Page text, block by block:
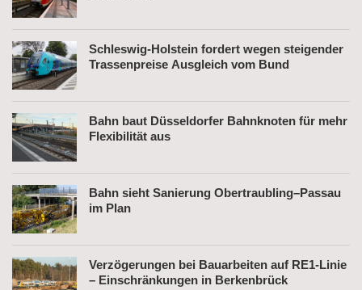
Schleswig-Holstein fordert wegen steigender
Trassenpreise Ausgleich vom Bund
Bahn baut Düsseldorfer Bahnknoten für mehr
Flexibilität aus
Bahn sieht Sanierung Obertraubling–Passau
im Plan
Verzögerungen bei Bauarbeiten auf RE1-Linie
– Einschränkungen in Berkenbrück